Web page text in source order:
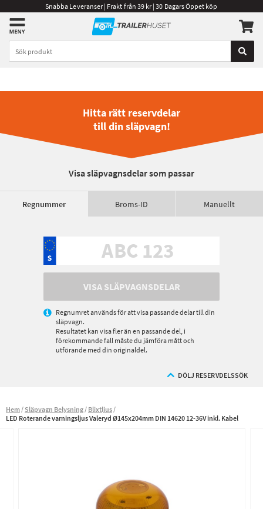
Snabba Leveranser | Frakt från 39 kr | 30 Dagars Öppet köp
Hitta rätt reservdelar
till din släpvagn!
Visa släpvagnsdelar som passar
Regnummer Broms-ID Manuellt
VISA SLÄPVAGNSDELAR
Regnumret används för att visa passande delar till din
släpvagn.
Resultatet kan visa fler än en passande del, i
förekommande fall måste du jämföra mått och
utförande med din originaldel.
DÖLJ RESERVDELSSÖK
Hem Släpvagn Belysning Blixtljus
LED Roterande varningsljus Valeryd Ø145x204mm DIN 14620 12-36V inkl. Kabel